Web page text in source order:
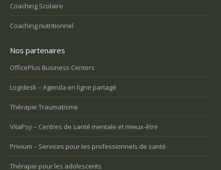
Coaching Scolaire
Coaching nutritionnel
Nos partenaires
OfficePlus Business Centers
Logidesk – Agenda en ligne partagé
Thérapie Traumatisme
VitaPsy – Centres de santé mentale et mieux-être
Privium – Services pour les professionnels de santé
Thérapie pour les adolescents